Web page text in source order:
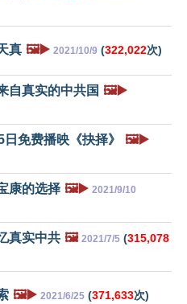
真 🖼️▶️ 2021/10/9 (322,022次)
自真实的中共国 🖼️▶️
免费播映《抉择》 🖼️▶️
康的选择 🖼️▶️ 2021/9/10
真实中共 🖼️ 2021/7/5 (315,078
🖼️▶️ 2021/6/25 (371,633次)